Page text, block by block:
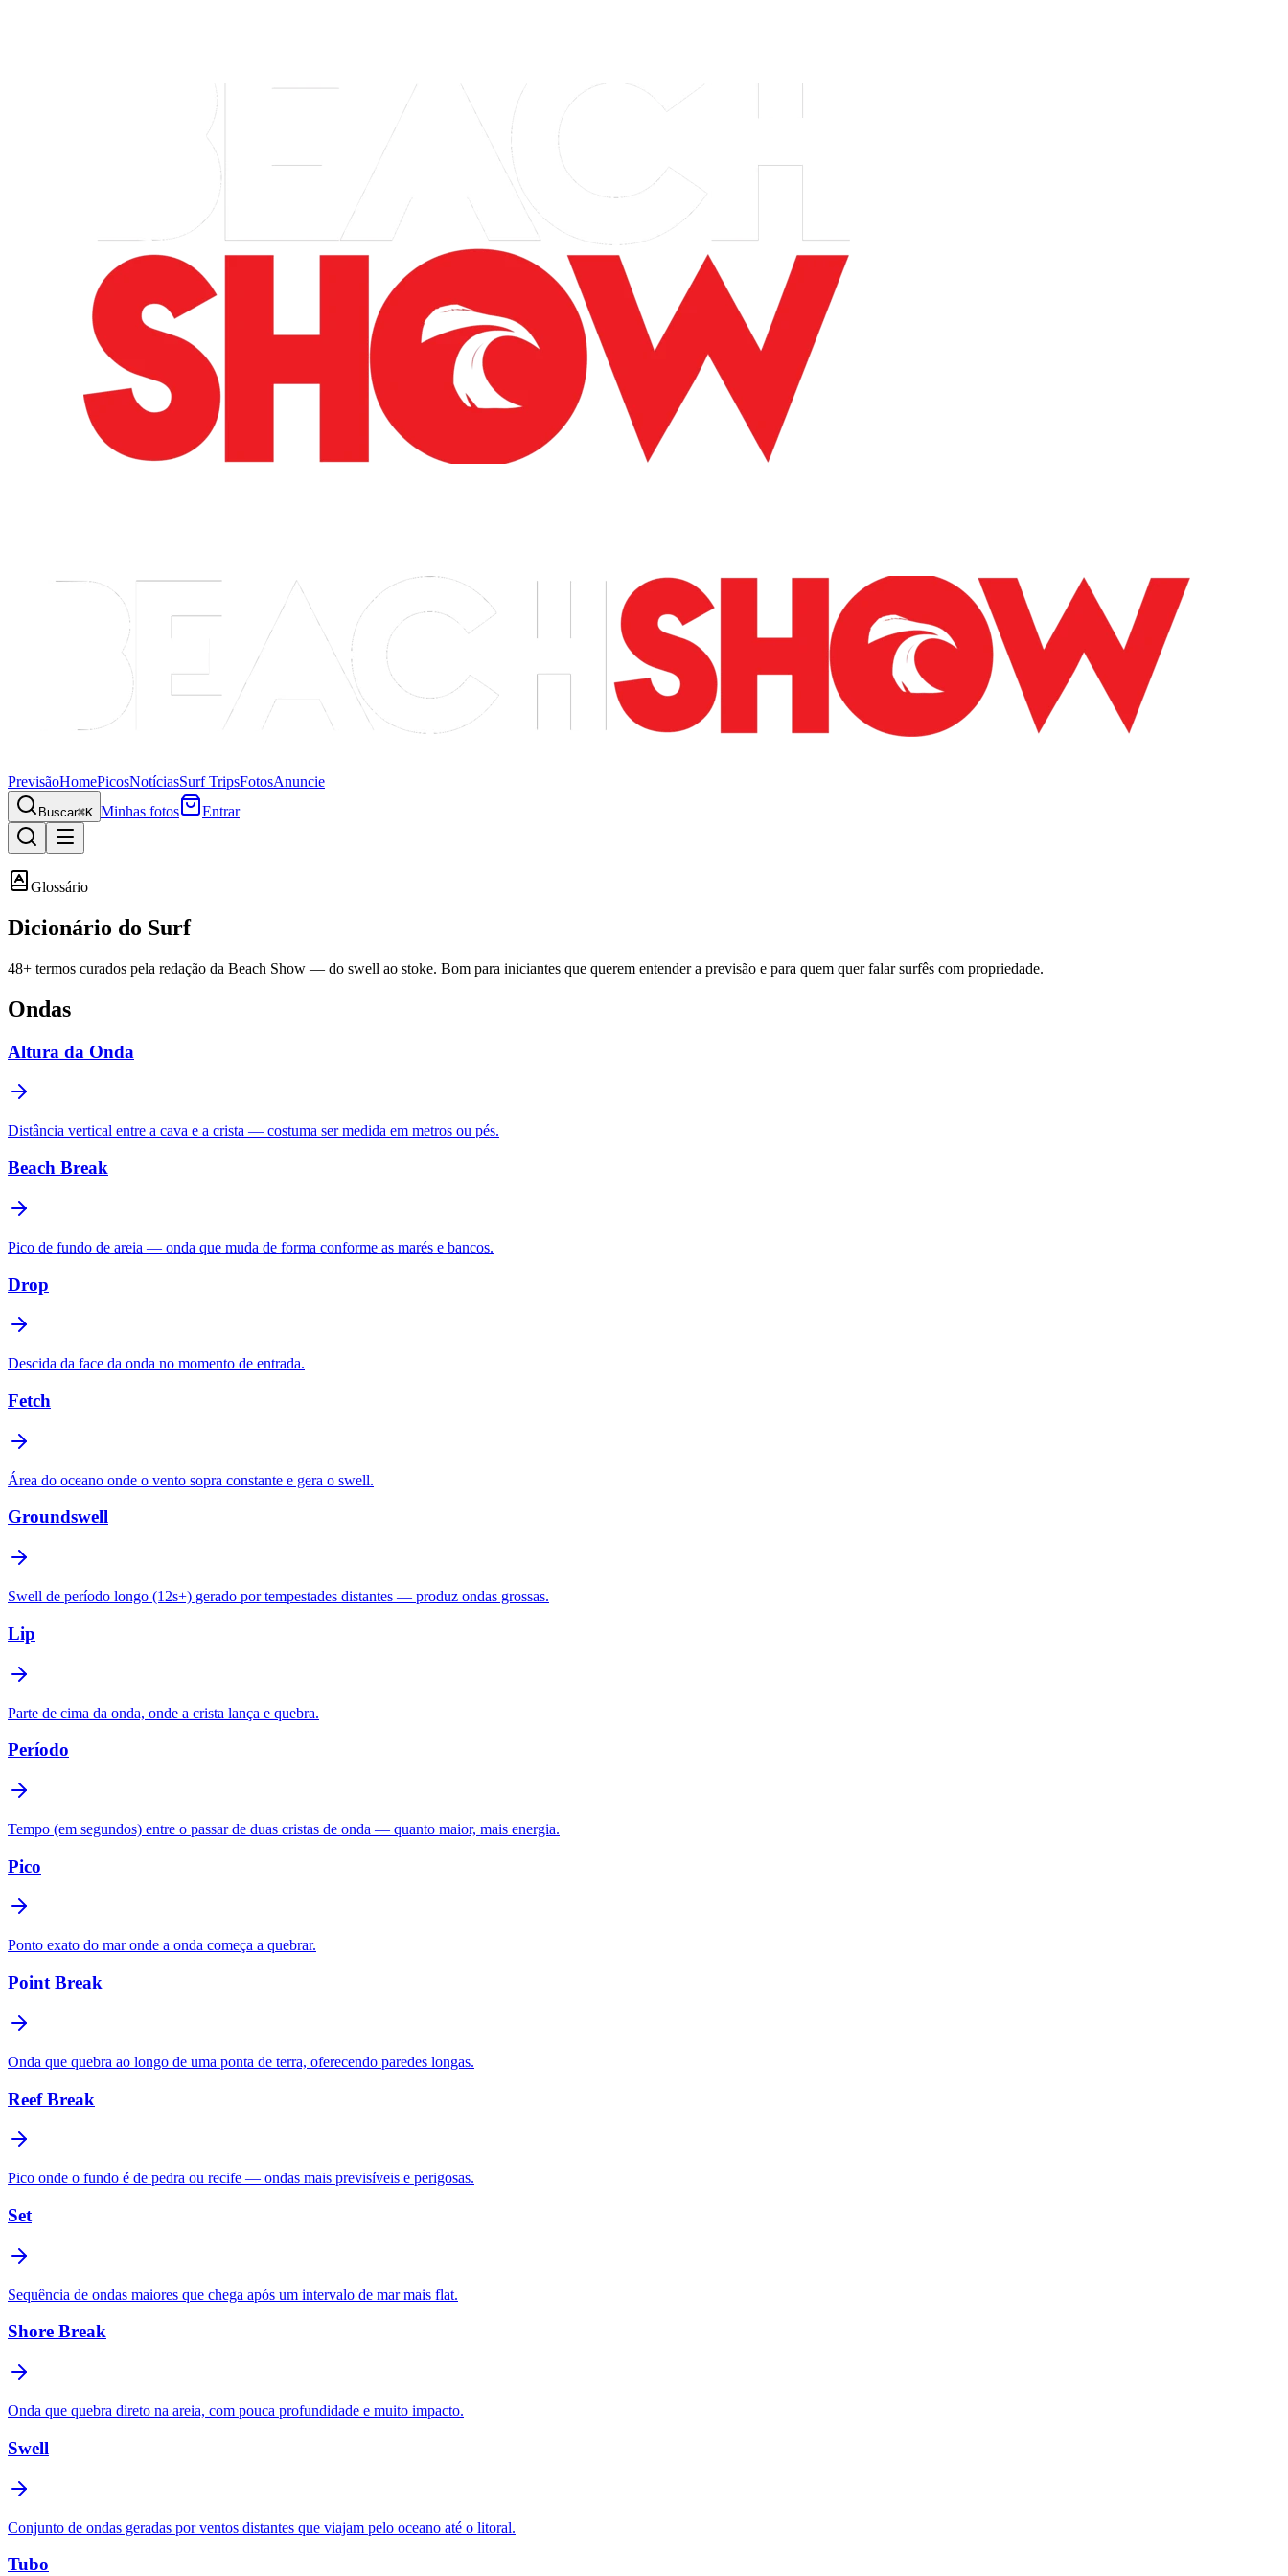
PrevisãoHomePicosNotíciasSurf TripsFotosAnuncie
Buscar⌘K Minhas fotos Entrar
Glossário
Dicionário do Surf
48+ termos curados pela redação da Beach Show — do swell ao stoke. Bom para iniciantes que querem entender a previsão e para quem quer falar surfês com propriedade.
Ondas
Altura da Onda
Distância vertical entre a cava e a crista — costuma ser medida em metros ou pés.
Beach Break
Pico de fundo de areia — onda que muda de forma conforme as marés e bancos.
Drop
Descida da face da onda no momento de entrada.
Fetch
Área do oceano onde o vento sopra constante e gera o swell.
Groundswell
Swell de período longo (12s+) gerado por tempestades distantes — produz ondas grossas.
Lip
Parte de cima da onda, onde a crista lança e quebra.
Período
Tempo (em segundos) entre o passar de duas cristas de onda — quanto maior, mais energia.
Pico
Ponto exato do mar onde a onda começa a quebrar.
Point Break
Onda que quebra ao longo de uma ponta de terra, oferecendo paredes longas.
Reef Break
Pico onde o fundo é de pedra ou recife — ondas mais previsíveis e perigosas.
Set
Sequência de ondas maiores que chega após um intervalo de mar mais flat.
Shore Break
Onda que quebra direto na areia, com pouca profundidade e muito impacto.
Swell
Conjunto de ondas geradas por ventos distantes que viajam pelo oceano até o litoral.
Tubo